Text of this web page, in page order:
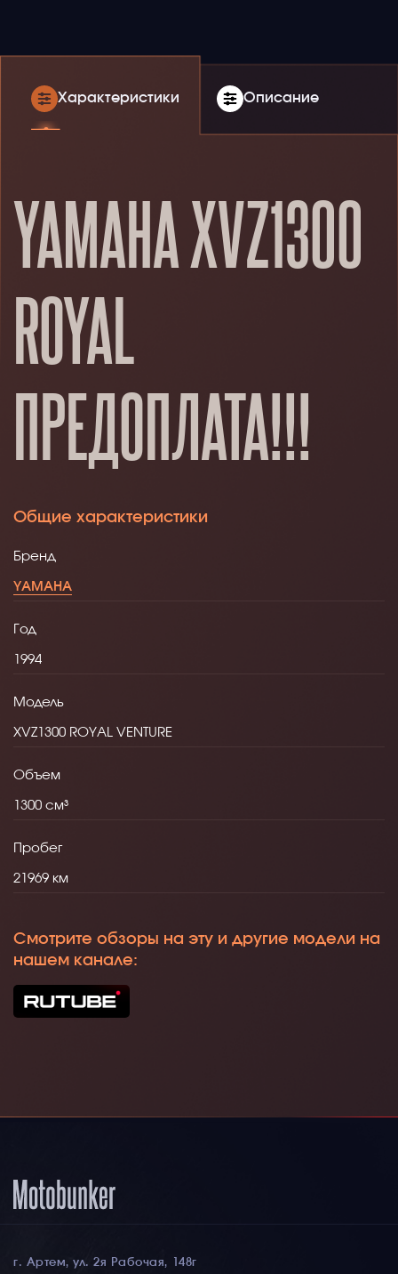
Характеристики Описание
YAMAHA XVZ1300
ROYAL
ПРЕДОПЛАТА!!!
Общие характеристики
Бренд
YAMAHA
Год
1994
Модель
XVZ1300 ROYAL VENTURE
Объем
1300
Пробег
21969
Смотрите обзоры на эту и другие модели на
нашем канале:
г. Артем, ул. 2я Рабочая, 148г